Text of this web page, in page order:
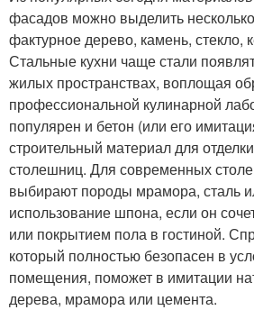
фасадов можно выделить
фактурное дерево, камень, стекло,
Стальные кухни чаще стали
жилых пространствах, воплощая
профессиональной кулинарной
популярен и бетон (или его
строительный материал для
столешниц. Для современных
выбирают породы мрамора, сталь
использование шпона, если он
или покрытием пола в гостиной.
который полностью безопасен в
помещения, поможет в имитации
дерева, мрамора или цемента.